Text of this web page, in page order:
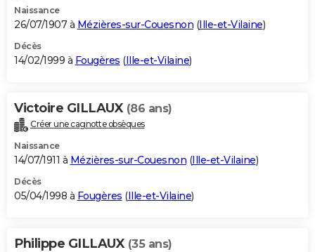
Naissance
26/07/1907 à Mézières-sur-Couesnon (Ille-et-Vilaine)
Décès
14/02/1999 à Fougères (Ille-et-Vilaine)
Victoire GILLAUX (86 ans)
Créer une cagnotte obsèques
Naissance
14/07/1911 à Mézières-sur-Couesnon (Ille-et-Vilaine)
Décès
05/04/1998 à Fougères (Ille-et-Vilaine)
Philippe GILLAUX (35 ans)